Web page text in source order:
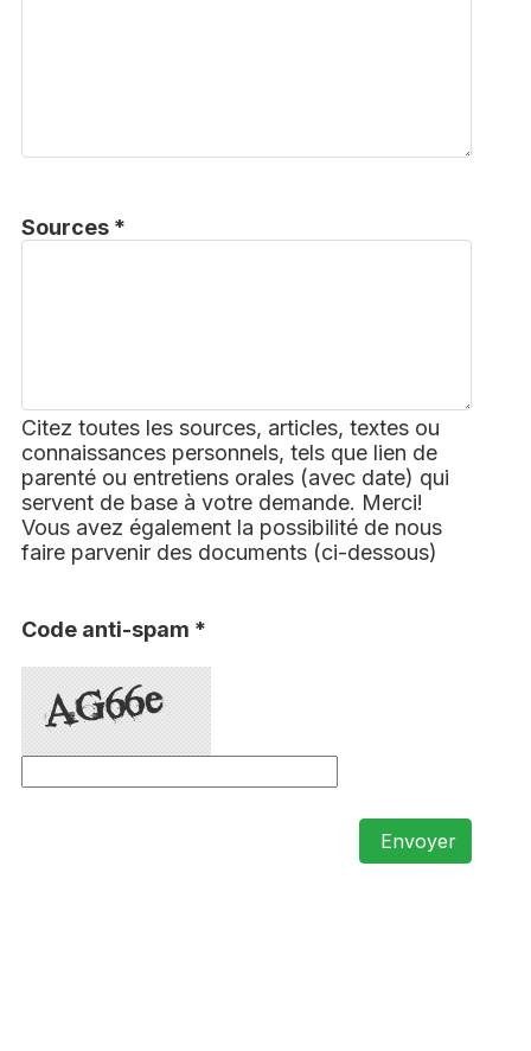
Sources *
Citez toutes les sources, articles, textes ou
connaissances personnels, tels que lien de
parenté ou entretiens orales (avec date) qui
servent de base à votre demande. Merci!
Vous avez également la possibilité de nous
faire parvenir des documents (ci-dessous)
Code anti-spam *
Envoyer